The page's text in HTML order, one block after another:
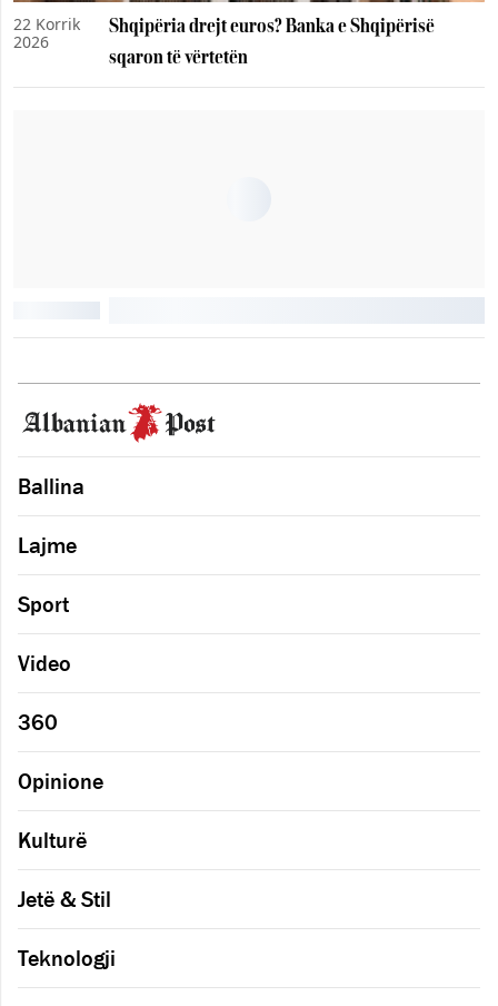
22 Korrik
2026
Shqipëria drejt euros? Banka e Shqipërisë
sqaron të vërtetën
Ballina
Lajme
Sport
Video
360
Opinione
Kulturë
Jetë & Stil
Teknologji